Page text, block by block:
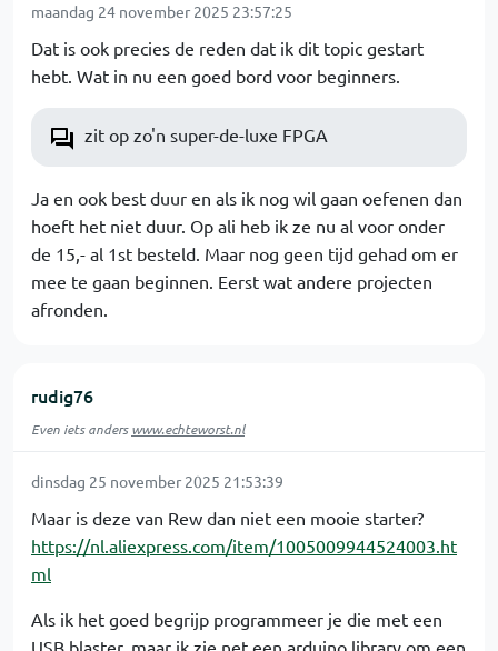
maandag 24 november 2025 23:57:25
Dat is ook precies de reden dat ik dit topic gestart
hebt. Wat in nu een goed bord voor beginners.
zit op zo'n super-de-luxe FPGA
Ja en ook best duur en als ik nog wil gaan oefenen dan
hoeft het niet duur. Op ali heb ik ze nu al voor onder
de 15,- al 1st besteld. Maar nog geen tijd gehad om er
mee te gaan beginnen. Eerst wat andere projecten
afronden.
rudig76
Even iets anderswww.echteworst.nl
dinsdag 25 november 2025 21:53:39
Maar is deze van Rew dan niet een mooie starter?
https://nl.aliexpress.com/item/1005009944524003.ht
ml
Als ik het goed begrijp programmeer je die met een
USB blaster, maar ik zie net een arduino library om een